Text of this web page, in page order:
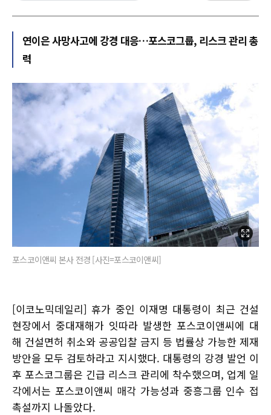
연이은 사망사고에 강경 대응…포스코그룹, 리스크 관리 총
력
포스코이앤씨 본사 전경 [사진=포스코이앤씨]
[이코노믹데일리] 휴가 중인 이재명 대통령이 최근 건설
현장에서 중대재해가 잇따라 발생한 포스코이앤씨에 대
해 건설면허 취소와 공공입찰 금지 등 법률상 가능한 제재
방안을 모두 검토하라고 지시했다. 대통령의 강경 발언 이
후 포스코그룹은 긴급 리스크 관리에 착수했으며, 업계 일
각에서는 포스코이앤씨 매각 가능성과 중흥그룹 인수 접
촉설까지 나돌았다.